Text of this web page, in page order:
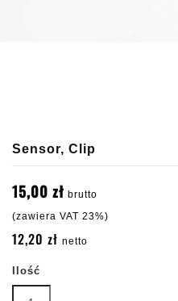
Sensor, Clip
15,00 zł brutto
(zawiera VAT 23%)
12,20 zł netto
Ilość